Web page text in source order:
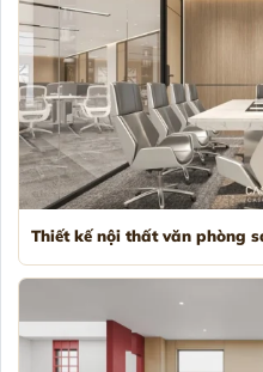
Thiết kế nội thất văn phòng